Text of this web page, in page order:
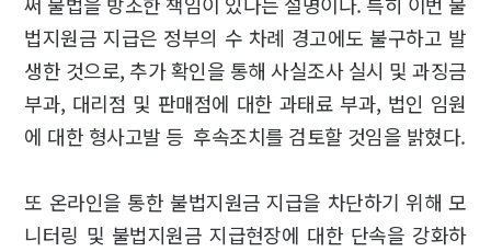
법지원금 지급은 정부의 수 차례 경고에도 불구하고 발
생한 것으로, 추가 확인을 통해 사실조사 실시 및 과징금
부과, 대리점 및 판매점에 대한 과태료 부과, 법인 임원
에 대한 형사고발 등 후속조치를 검토할 것임을 밝혔다.
또 온라인을 통한 불법지원금 지급을 차단하기 위해 모
니터링 및 불법지원금 지급현장에 대한 단속을 강화하